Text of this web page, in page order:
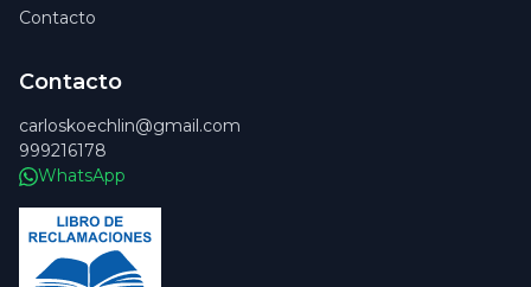
Contacto
Contacto
carloskoechlin@gmail.com
999216178
WhatsApp